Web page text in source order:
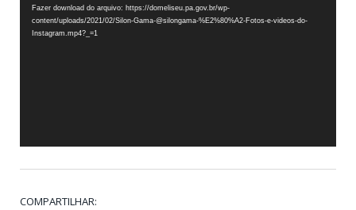
vídeo
Fazer download do arquivo: https://domeliseu.pa.gov.br/wp-
content/uploads/2021/02/Silon-Gama-@silongama-%E2%80%A2-Fotos-e-videos-do-
Instagram.mp4?_=1
COMPARTILHAR: